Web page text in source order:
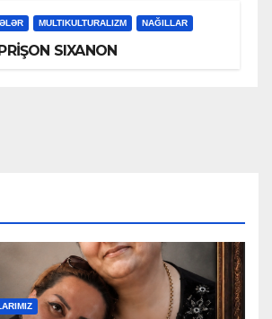
MULTIKULTURALIZM NAĞILLAR
SIXANON